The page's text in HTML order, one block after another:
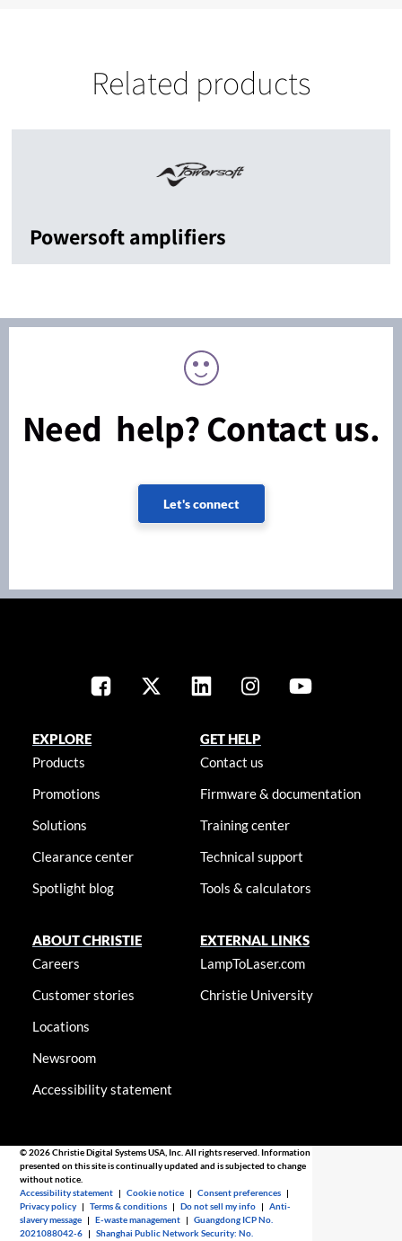
Related products
Powersoft amplifiers
Need help? Contact us.
Let's connect
EXPLORE
Products
Promotions
Solutions
Clearance center
Spotlight blog
GET HELP
Contact us
Firmware & documentation
Training center
Technical support
Tools & calculators
ABOUT CHRISTIE
Careers
Customer stories
Locations
Newsroom
Accessibility statement
EXTERNAL LINKS
LampToLaser.com
Christie University
© 2026 Christie Digital Systems USA, Inc. All rights reserved. Information
presented on this site is continually updated and is subjected to change
without notice.
Accessibility statement |Cookie notice |Consent preferences |
Privacy policy |Terms & conditions |Do not sell my info |Anti-
slavery message |E-waste management |Guangdong ICP No.
2021088042-6 |Shanghai Public Network Security: No.